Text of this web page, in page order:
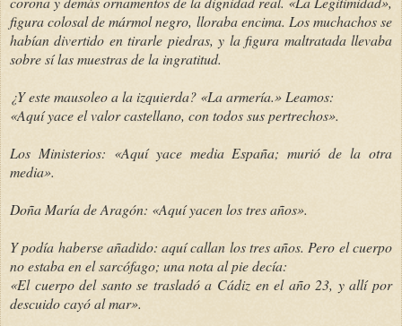
figura colosal de mármol negro, lloraba encima. Los muchachos se
habían divertido en tirarle piedras, y la figura maltratada llevaba
sobre sí las muestras de la ingratitud.
¿Y este mausoleo a la izquierda? «La armería.» Leamos:
«Aquí yace el valor castellano, con todos sus pertrechos».
Los Ministerios: «Aquí yace media España; murió de la otra
media».
Doña María de Aragón: «Aquí yacen los tres años».
Y podía haberse añadido: aquí callan los tres años. Pero el cuerpo
no estaba en el sarcófago; una nota al pie decía:
«El cuerpo del santo se trasladó a Cádiz en el año 23, y allí por
descuido cayó al mar».